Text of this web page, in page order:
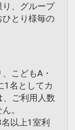
、グループ
とり様毎の
こどもA・
1名としてカ
、ご利用人数
。
以上1室利